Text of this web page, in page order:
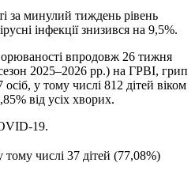
за минулий тиждень рівень
інфекції знизився на 9,5%.
впродовж 26 тижня
2025–2026 рр.) на ГРВІ, грип
у тому числі 812 дітей віком
від усіх хворих.
19.
тому числі 37 дітей (77,08%)